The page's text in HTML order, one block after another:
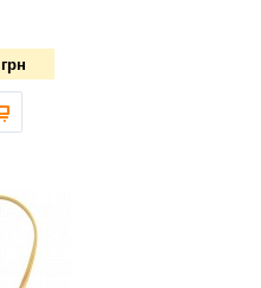
грн